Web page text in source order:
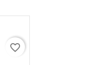
favorite_border